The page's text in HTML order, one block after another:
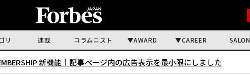
リ 連載 コラムニスト AWARD CAREER SALON
新機能｜ 記事ページ内の広告表示を最小限にしました